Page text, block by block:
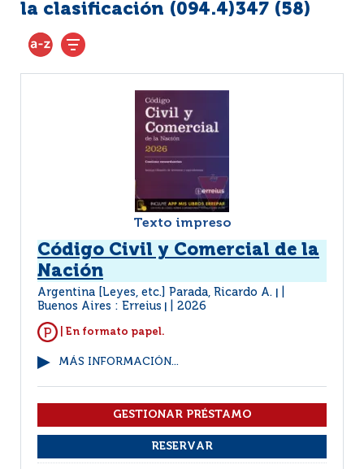
la clasificación (094.4)347 (58)
Texto impreso
Código Civil y Comercial de la
Nación
Argentina [Leyes, etc.] Parada, Ricardo A.
Buenos Aires : Erreius 2026
| En formato papel.
MÁS INFORMACIÓN...